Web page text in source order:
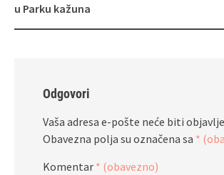
objava
u Parku kažuna
Odgovori
Vaša adresa e-pošte neće biti
Obavezna polja su označena sa *
Komentar * (obavezno)